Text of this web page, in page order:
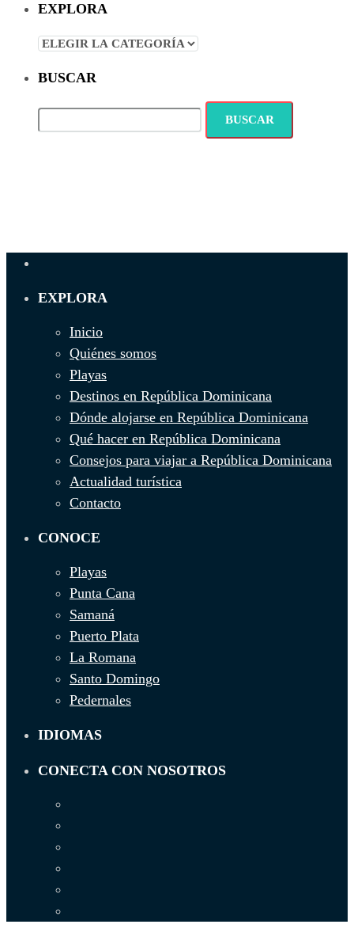
EXPLORA
EXPLORA
BUSCAR
BUSCAR:
EXPLORA
Inicio
Quiénes somos
Playas
Destinos en República Dominicana
Dónde alojarse en República Dominicana
Qué hacer en República Dominicana
Consejos para viajar a República Dominicana
Actualidad turística
Contacto
CONOCE
Playas
Punta Cana
Samaná
Puerto Plata
La Romana
Santo Domingo
Pedernales
IDIOMAS
CONECTA CON NOSOTROS